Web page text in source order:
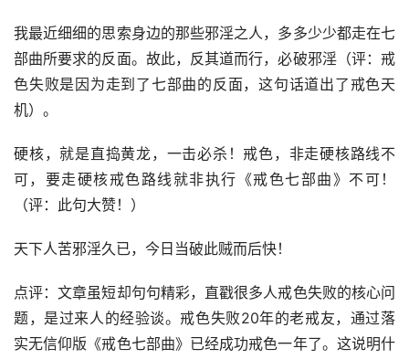
我最近细细的思索身边的那些邪淫之人，多多少少都走在七
部曲所要求的反面。故此，反其道而行，必破邪淫（评：戒
色失败是因为走到了七部曲的反面，这句话道出了戒色天
机）。
硬核，就是直捣黄龙，一击必杀！戒色，非走硬核路线不
可，要走硬核戒色路线就非执行《戒色七部曲》不可！
（评：此句大赞！）
天下人苦邪淫久已，今日当破此贼而后快！
点评：文章虽短却句句精彩，直戳很多人戒色失败的核心问
题，是过来人的经验谈。戒色失败20年的老戒友，通过落
实无信仰版《戒色七部曲》已经成功戒色一年了。这说明什